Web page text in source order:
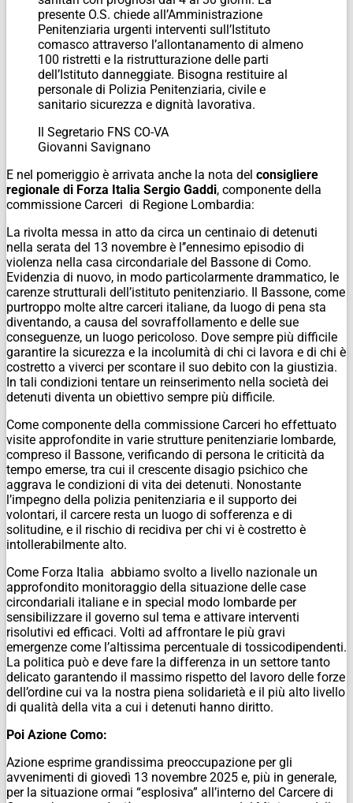
presente O.S. chiede all’Amministrazione
Penitenziaria urgenti interventi sull’Istituto
comasco attraverso l’allontanamento di almeno
100 ristretti e la ristrutturazione delle parti
dell’Istituto danneggiate. Bisogna restituire al
personale di Polizia Penitenziaria, civile e
sanitario sicurezza e dignità lavorativa.
Il Segretario FNS CO-VA
Giovanni Savignano
E nel pomeriggio è arrivata anche la nota del consigliere
regionale di Forza Italia Sergio Gaddi, componente della
commissione Carceri di Regione Lombardia:
La rivolta messa in atto da circa un centinaio di detenuti
nella serata del 13 novembre è l’’ennesimo episodio di
violenza nella casa circondariale del Bassone di Como.
Evidenzia di nuovo, in modo particolarmente drammatico, le
carenze strutturali dell’istituto penitenziario. Il Bassone, come
purtroppo molte altre carceri italiane, da luogo di pena sta
diventando, a causa del sovraffollamento e delle sue
conseguenze, un luogo pericoloso. Dove sempre più difficile
garantire la sicurezza e la incolumità di chi ci lavora e di chi è
costretto a viverci per scontare il suo debito con la giustizia.
In tali condizioni tentare un reinserimento nella società dei
detenuti diventa un obiettivo sempre più difficile.
Come componente della commissione Carceri ho effettuato
visite approfondite in varie strutture penitenziarie lombarde,
compreso il Bassone, verificando di persona le criticità da
tempo emerse, tra cui il crescente disagio psichico che
aggrava le condizioni di vita dei detenuti. Nonostante
l’impegno della polizia penitenziaria e il supporto dei
volontari, il carcere resta un luogo di sofferenza e di
solitudine, e il rischio di recidiva per chi vi è costretto è
intollerabilmente alto.
Come Forza Italia abbiamo svolto a livello nazionale un
approfondito monitoraggio della situazione delle case
circondariali italiane e in special modo lombarde per
sensibilizzare il governo sul tema e attivare interventi
risolutivi ed efficaci. Volti ad affrontare le più gravi
emergenze come l’altissima percentuale di tossicodipendenti.
La politica può e deve fare la differenza in un settore tanto
delicato garantendo il massimo rispetto del lavoro delle forze
dell’ordine cui va la nostra piena solidarietà e il più alto livello
di qualità della vita a cui i detenuti hanno diritto.
Poi Azione Como:
Azione esprime grandissima preoccupazione per gli
avvenimenti di giovedì 13 novembre 2025 e, più in generale,
per la situazione ormai “esplosiva” all’interno del Carcere di